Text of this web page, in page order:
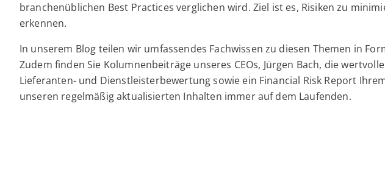
branchenüblichen Best Practices verglichen wird. Ziel ist es, Risiken zu
erkennen.
In unserem Blog teilen wir umfassendes Fachwissen zu diesen Themen in
Zudem finden Sie Kolumnenbeiträge unseres CEOs, Jürgen Bach, die
Lieferanten- und Dienstleisterbewertung sowie ein Financial Risk Report
unseren regelmäßig aktualisierten Inhalten immer auf dem Laufenden.